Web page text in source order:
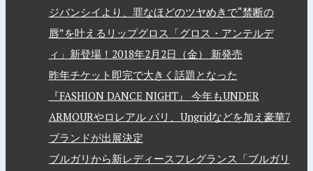
ジバンシイより、罪なほどのツヤめきで“禁断の
唇”を叶えるリップグロス「グロス・アンテルデ
ィ」新登場！2018年2月2日（金） 新発売
昨年チケット即完で大きく話題となった
『FASHION DANCE NIGHT』 今年もUNDER
ARMOURやロレアル パリ、Ungridなどを加え豪華7
ブランドが出展決定
ブルガリから新レディースフレグランス「ブルガリ